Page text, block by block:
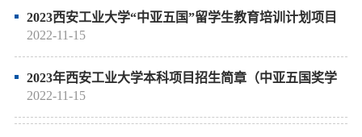
2023西安工业大学“中亚五国”留学生教育培训计划项目
招生宣传册（中英俄）
2022-11-15
2023年西安工业大学本科项目招生简章（中亚五国奖学
金专项）中文
2022-11-15